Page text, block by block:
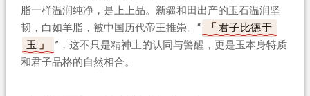
脂一样温润纯净，是上上品。新疆和田出产的玉石温润坚
韧，白如羊脂，被中国历代帝王推崇。“
君子比德于
玉
”，这不只是精神上的认同与警醒，更是玉本身特质
和君子品格的自然相合。